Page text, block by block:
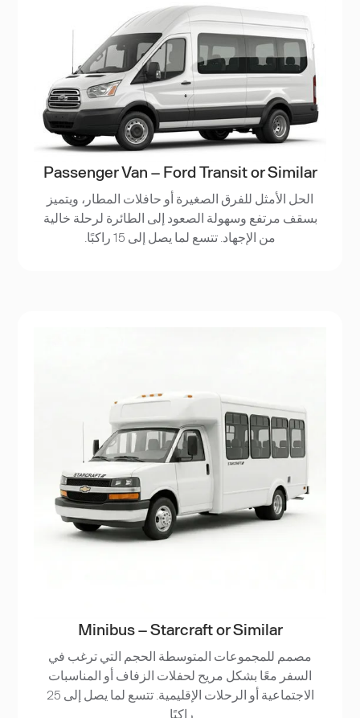
Passenger Van – Ford Transit or Similar
الحل الأمثل للفرق الصغيرة أو حافلات المطار، ويتميز
بسقف مرتفع وسهولة الصعود إلى الطائرة لرحلة خالية
من الإجهاد. تتسع لما يصل إلى 15 راكبًا.
Minibus – Starcraft or Similar
مصمم للمجموعات المتوسطة الحجم التي ترغب في
السفر معًا بشكل مريح لحفلات الزفاف أو المناسبات
الاجتماعية أو الرحلات الإقليمية. تتسع لما يصل إلى 25
راكبًا.